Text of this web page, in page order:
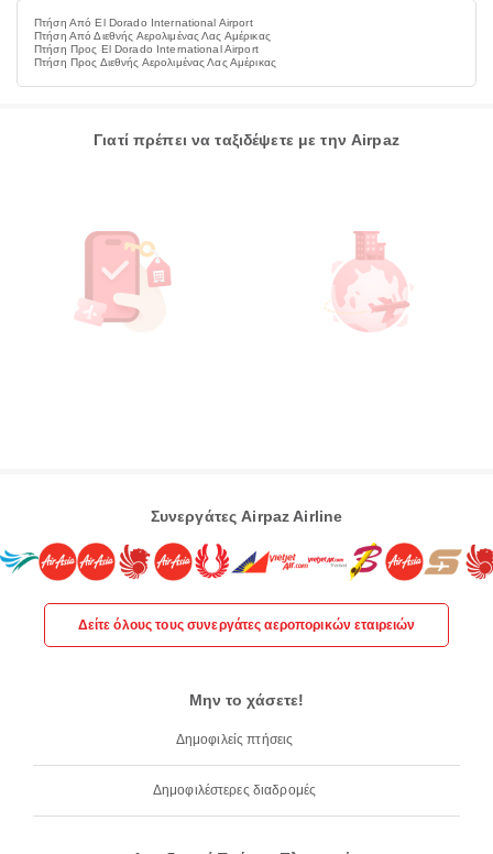
Πτήση Από El Dorado International Airport
Πτήση Από Διεθνής Αερολιμένας Λας Αμέρικας
Πτήση Προς El Dorado International Airport
Πτήση Προς Διεθνής Αερολιμένας Λας Αμέρικας
Γιατί πρέπει να ταξιδέψετε με την Airpaz
Συνεργάτες Airpaz Airline
Δείτε όλους τους συνεργάτες αεροπορικών εταιρειών
Μην το χάσετε!
Δημοφιλείς πτήσεις
Δημοφιλέστερες διαδρομές